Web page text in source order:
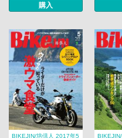
購入
BIKEJIN/培倶人 2017年5